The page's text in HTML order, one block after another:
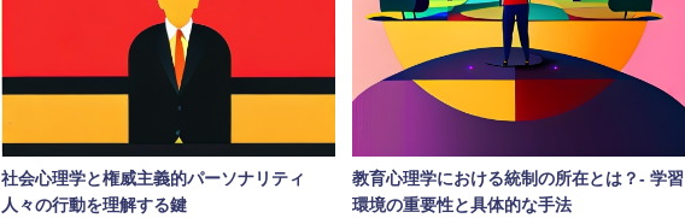
社会心理学と権威主義的パーソナリティ
人々の行動を理解する鍵
教育心理学における統制の所在とは？- 学習
環境の重要性と具体的な手法